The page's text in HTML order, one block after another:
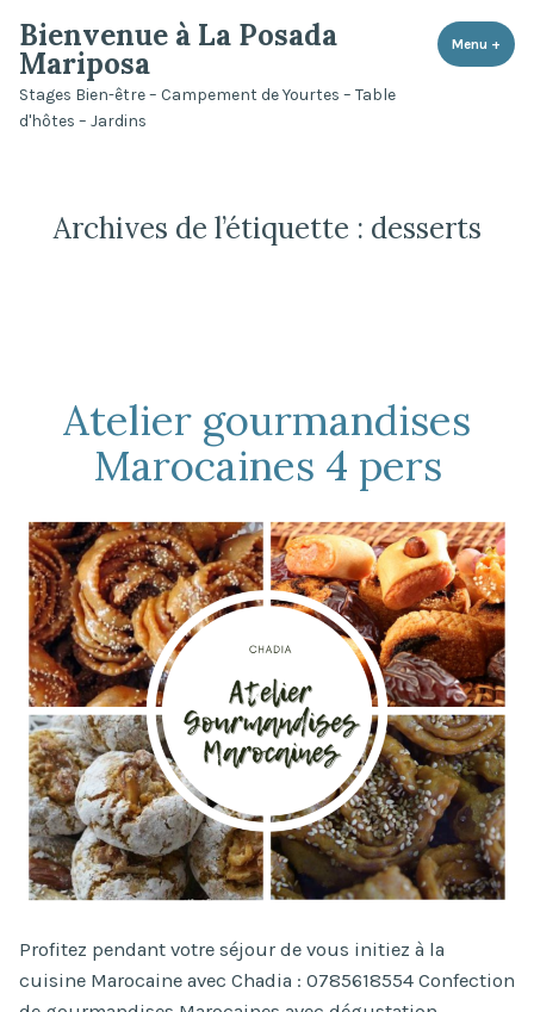
au
contenu
Bienvenue à La Posada
Mariposa
Stages Bien-être – Campement de Yourtes – Table
d'hôtes – Jardins
Menu +
Archives de l’étiquette : desserts
Atelier gourmandises
Marocaines 4 pers
Profitez pendant votre séjour de vous initiez à la
cuisine Marocaine avec Chadia : 0785618554 Confection